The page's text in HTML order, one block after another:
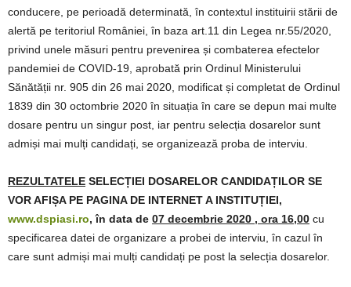
conducere, pe perioadă determinată, în contextul instituirii stării de
alertă pe teritoriul României, în baza art.11 din Legea nr.55/2020,
privind unele măsuri pentru prevenirea și combaterea efectelor
pandemiei de COVID-19, aprobată prin Ordinul Ministerului
Sănătății nr. 905 din 26 mai 2020, modificat și completat de Ordinul
1839 din 30 octombrie 2020 în situația în care se depun mai multe
dosare pentru un singur post, iar pentru selecția dosarelor sunt
admiși mai mulți candidați, se organizează proba de interviu.
REZULTATELE SELECȚIEI DOSARELOR CANDIDAȚILOR SE
VOR AFIȘA PE PAGINA DE INTERNET A INSTITUȚIEI,
www.dspiasi.ro, în data de 07 decembrie 2020 , ora 16,00 cu
specificarea datei de organizare a probei de interviu, în cazul în
care sunt admiși mai mulți candidați pe post la selecția dosarelor.